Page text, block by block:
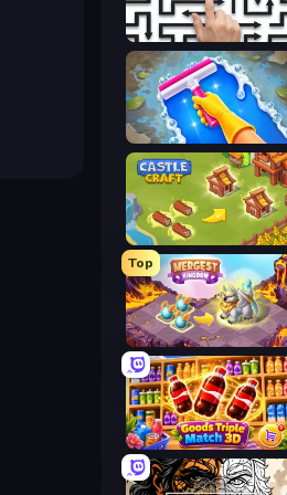
Arrow Escape: Puzzle
Hotel Rush: Merge Story
Castle Craft
Top
Mergest Kingdom
Goods Triple Match 3D